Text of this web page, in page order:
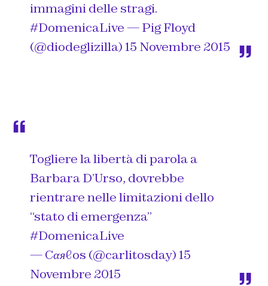
immagini delle stragi.
#DomenicaLive— Pig Floyd
(@diodeglizilla)15 Novembre 2015
Togliere la libertà di parola a
Barbara D’Urso, dovrebbe
rientrare nelle limitazioni dello
“stato di emergenza”
#DomenicaLive
— Cαяℓos (@carlitosday)15
Novembre 2015